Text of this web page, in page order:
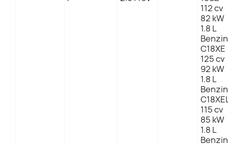
112 cv
82 kW
1.8 L
C18XE
125 cv
92 kW
1.8 L
115 cv
85 kW
1.8 L